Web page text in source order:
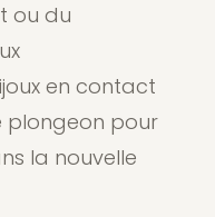
ou du
en contact
plongeon pour
la nouvelle